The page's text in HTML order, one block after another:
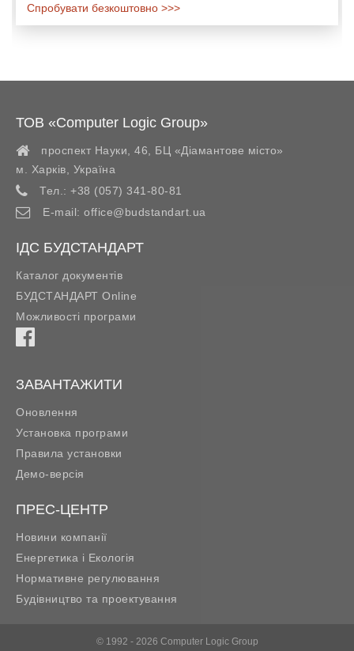
Спробувати безкоштовно >>>
ТОВ «Computer Logic Group»
проспект Науки, 46, БЦ «Діамантове місто»
м. Харків
Україна
Тел.: +38 (057) 341-80-81
E-mail: office@budstandart.ua
ІДС БУДСТАНДАРТ
Каталог документів
БУДСТАНДАРТ Online
Можливості програми
ЗАВАНТАЖИТИ
Оновлення
Установка програми
Правила установки
Демо-версія
ПРЕС-ЦЕНТР
Новини компанії
Енергетика і Екологія
Нормативне регулювання
Будівництво та проектування
© 1992 - 2026 Computer Logic Group